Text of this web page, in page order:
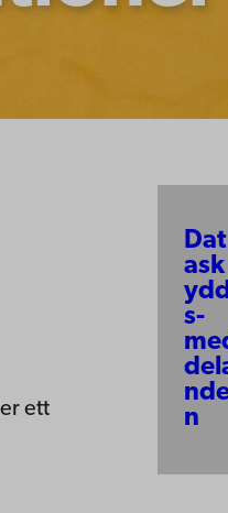
ett
Dat
ask
ydd
s­
n